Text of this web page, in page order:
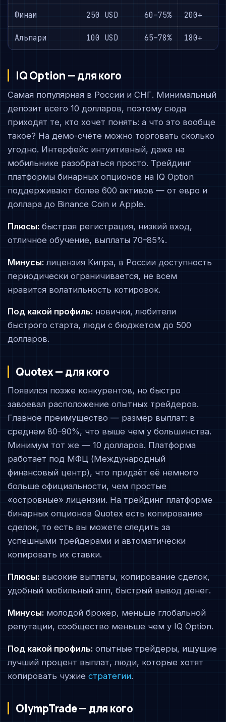
Финам 250 USD 60–75% 200+
Альпари 100 USD 65–78% 180+
IQ Option — для кого
Самая популярная в России и СНГ. Минимальный
депозит всего 10 долларов, поэтому сюда
приходят те, кто хочет понять: а что это вообще
такое? На демо-счёте можно торговать сколько
угодно. Интерфейс интуитивный, даже на
мобильнике разобраться просто. Трейдинг
платформы бинарных опционов на IQ Option
поддерживают более 600 активов — от евро и
доллара до Binance Coin и Apple.
Плюсы: быстрая регистрация, низкий вход,
отличное обучение, выплаты 70–85%.
Минусы: лицензия Кипра, в России доступность
периодически ограничивается, не всем
нравится волатильность котировок.
Под какой профиль: новички, любители
быстрого старта, люди с бюджетом до 500
долларов.
Quotex — для кого
Появился позже конкурентов, но быстро
завоевал расположение опытных трейдеров.
Главное преимущество — размер выплат: в
среднем 80–90%, что выше чем у большинства.
Минимум тот же — 10 долларов. Платформа
работает под МФЦ (Международный
финансовый центр), что придаёт её немного
больше официальности, чем простые
«островные» лицензии. На трейдинг платформе
бинарных опционов Quotex есть копирование
сделок, то есть вы можете следить за
успешными трейдерами и автоматически
копировать их ставки.
Плюсы: высокие выплаты, копирование сделок,
удобный мобильный апп, быстрый вывод денег.
Минусы: молодой брокер, меньше глобальной
репутации, сообщество меньше чем у IQ Option.
Под какой профиль: опытные трейдеры, ищущие
лучший процент выплат, люди, которые хотят
копировать чужиестратегии.
OlympTrade — для кого